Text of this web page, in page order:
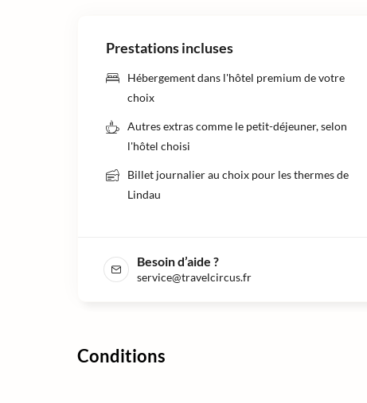
Prestations incluses
Hébergement dans l'hôtel premium de votre
choix
Autres extras comme le petit-déjeuner, selon
l'hôtel choisi
Billet journalier au choix pour les thermes de
Lindau
Besoin d’aide ?
service@travelcircus.fr
Conditions